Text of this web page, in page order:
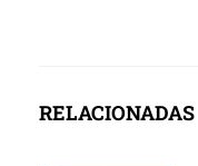
RELACIONADAS